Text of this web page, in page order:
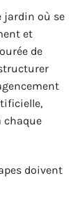
jardin où se
et
de
chaque
doivent